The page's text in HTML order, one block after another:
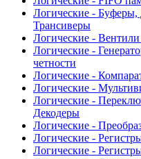
Логические -
Трансиверы
Логические -
Логические -
четности
Логические -
Логические -
Логические -
Декодеры
Логические -
Логические -
Логические -